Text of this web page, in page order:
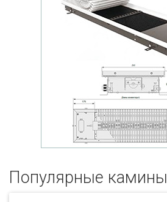
Популярные кaмины